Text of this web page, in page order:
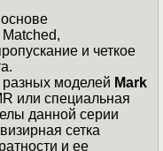
и четкое
разных моделей Mark
или специальная
данной серии
сетка
и ее